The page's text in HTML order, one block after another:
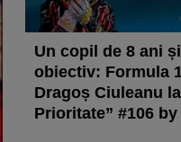
Un copil de 8 ani
obiectiv: Formula
Dragoș Ciuleanu
Prioritate” #106 by